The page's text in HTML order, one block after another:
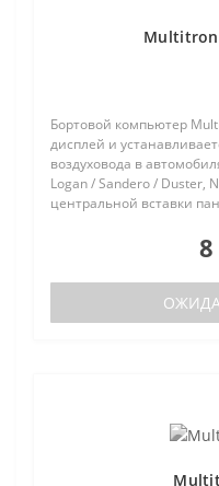
Бортовой компьютер
дисплей и
воздуховода в
Logan / Sandero / Duster,
центральной вставки